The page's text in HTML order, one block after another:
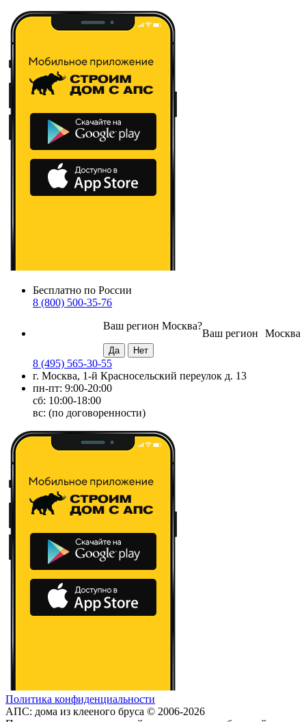
Бесплатно по России
8 (800) 500-35-76
Москва
Ваш регион
Ваш регион Москва?
8 (495) 565-30-55
г. Москва, 1-й Красносельский переулок д. 13
пн-пт: 9:00-20:00
сб: 10:00-18:00
вс: (по договоренности)
Политика конфиденциальности
АПС: дома из клееного бруса © 2006-2026